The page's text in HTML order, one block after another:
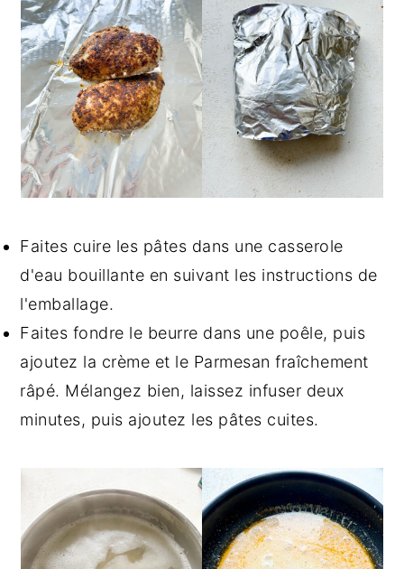
Faites cuire les pâtes dans une casserole
d'eau bouillante en suivant les instructions de
l'emballage.
Faites fondre le beurre dans une poêle, puis
ajoutez la crème et le Parmesan fraîchement
râpé. Mélangez bien, laissez infuser deux
minutes, puis ajoutez les pâtes cuites.